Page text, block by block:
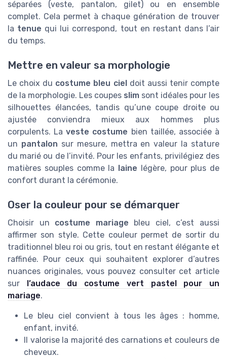
séparées (veste, pantalon, gilet) ou en ensemble
complet. Cela permet à chaque génération de trouver
la tenue qui lui correspond, tout en restant dans l’air
du temps.
Mettre en valeur sa morphologie
Le choix du costume bleu cieldoit aussi tenir compte
de la morphologie. Les coupes slim sont idéales pour les
silhouettes élancées, tandis qu’une coupe droite ou
ajustée conviendra mieux aux hommes plus
corpulents. Laveste costume bien taillée, associée à
un pantalon sur mesure, mettra en valeur la stature
du marié ou de l’invité. Pour les enfants, privilégiez des
matières souples comme la laine légère, pour plus de
confort durant la cérémonie.
Oser la couleur pour se démarquer
Choisir un costume mariage bleu ciel, c’est aussi
affirmer son style. Cette couleur permet de sortir du
traditionnel bleu roi ou gris, tout en restant élégante et
raffinée. Pour ceux qui souhaitent explorer d’autres
nuances originales, vous pouvez consulter cet article
sur l’audace du costume vert pastel pour un
mariage.
Le bleu ciel convient à tous les âges : homme,
enfant, invité.
Il valorise la majorité des carnations et couleurs de
cheveux.